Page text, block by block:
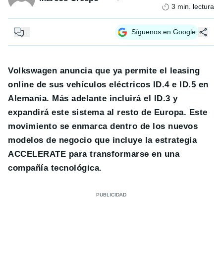
3 min. lectura
... Síguenos en Google
Volkswagen anuncia que ya permite el leasing
online de sus vehículos eléctricos ID.4 e ID.5 en
Alemania. Más adelante incluirá el ID.3 y
expandirá este sistema al resto de Europa. Este
movimiento se enmarca dentro de los nuevos
modelos de negocio que incluye la estrategia
ACCELERATE para transformarse en una
compañía tecnológica.